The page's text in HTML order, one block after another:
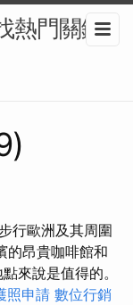
熱門關鍵
行歐洲及其周圍
的昂貴咖啡館和
來說是值得的。
照申請 數位行銷